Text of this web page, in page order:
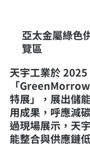
亞太金屬綠色
覽區
天宇工業於
「
特展」，展出儲
用成果，呼應減
過現場展示，天
能整合與供應鏈